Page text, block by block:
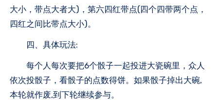
大小，带点大者大)，第六四红带点(四个四带两个点，
四红之间比带点大小)。
四、具体玩法:
每个人每次要把6个骰子一起投进大瓷碗里，众人
依次投骰子，看骰子的点数得饼。如果骰子掉出大碗,
本轮就作废,到下轮继续参与。